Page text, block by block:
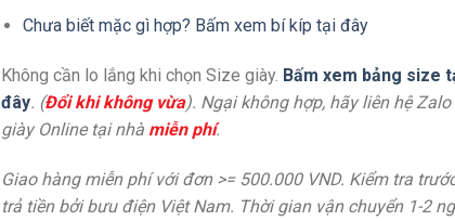
Chưa biết mặc gì hợp? Bấm xem bí kíp tại đây
Không cần lo lắng khi chọn Size giày. Bấm xem bảng size
đây. (Đổi khi không vừa). Ngại không hợp, hãy liên hệ
giày Online tại nhà miễn phí.
Giao hàng miễn phí với đơn >= 500.000 VND. Kiểm tra
trả tiền bởi bưu điện Việt Nam. Thời gian vận chuyển 1-2